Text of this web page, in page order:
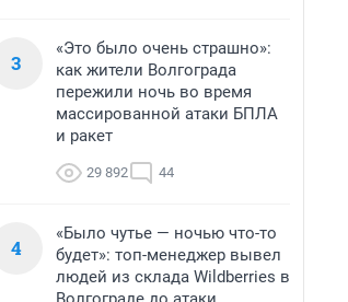
3
«Это было очень страшно»:
как жители Волгограда
пережили ночь во время
массированной атаки БПЛА
и ракет
29 892 44
4
«Было чутье — ночью что-то
будет»: топ-менеджер вывел
людей из склада Wildberries в